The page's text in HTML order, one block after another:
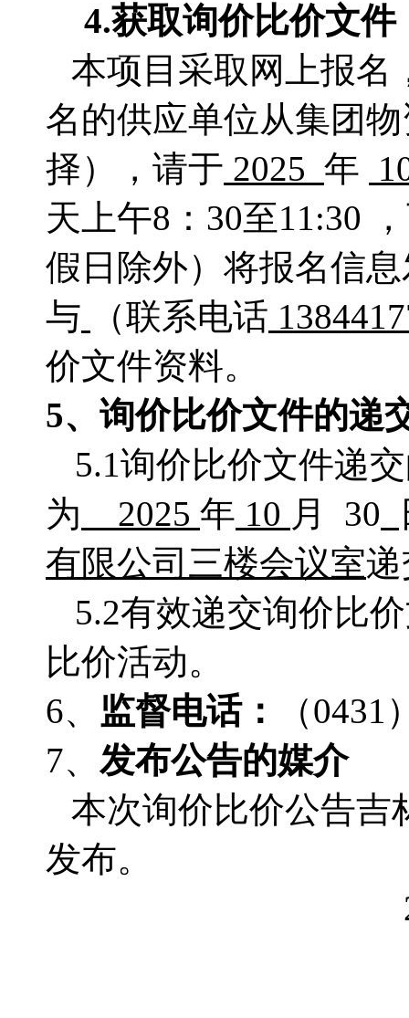
4.获取询价比价文件
本项目采取网上报名
名的供应单位从集团
择），请于 2025 年
天上午8： 30至11:30
假日除外）将报名信
与
（联系电话
价文件资料。
5、 询价比价文件的递
5.1询价比价文件递
为
2025 年 10 月 30
有限公司三楼会议室
5.2有效递交询价比
比价活动。
6、 监督电话： （0431
7、 发布公告的媒介
本次询价比价公告吉
发布。